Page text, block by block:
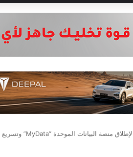
شراكة استراتيجية بين إنتلسيا و”Google Cloud” لإطلاق منصة البيانات الموحدة “MyData” وتسريع